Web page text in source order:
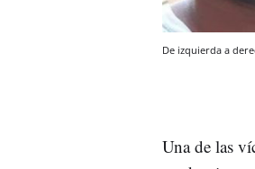
De izquierda a
Una de las